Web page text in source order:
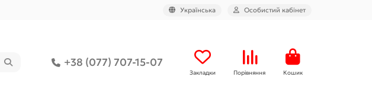
Українська Особистий кабінет
+38 (077) 707-15-07
Закладки Порівняння Кошик